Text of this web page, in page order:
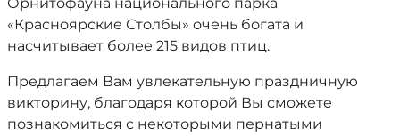
«Красноярские Столбы» очень богата и
насчитывает более 215 видов птиц.
Предлагаем Вам увлекательную праздничную
викторину, благодаря которой Вы сможете
познакомиться с некоторыми пернатыми